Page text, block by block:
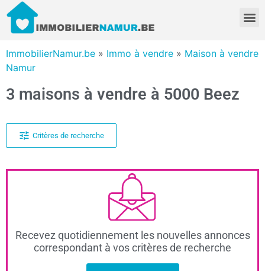
ImmobilierNamur.be » Immo à vendre » Maison à vendre
Namur
3 maisons à vendre à 5000 Beez
Critères de recherche
Recevez quotidiennement les nouvelles annonces
correspondant à vos critères de recherche